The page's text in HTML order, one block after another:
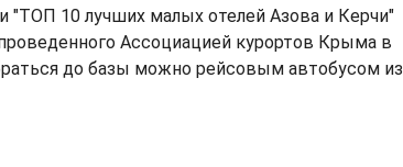
"ТОП 10 лучших малых отелей Азова и Керчи"
Ассоциацией курортов Крыма в
до базы можно рейсовым автобусом из